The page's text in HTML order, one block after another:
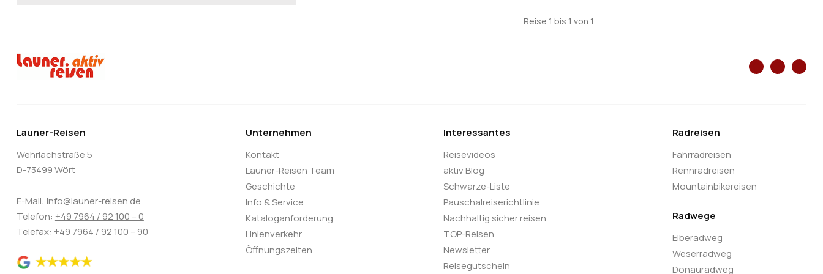
Reise 1 bis 1 von 1
Launer-Reisen
Wehrlachstraße 5
D-73499 Wört
E-Mail: info@launer-reisen.de
Telefon: +49 7964 / 92 100 – 0
Telefax: +49 7964 / 92 100 – 90
Unternehmen
Kontakt
Launer-Reisen Team
Geschichte
Info & Service
Kataloganforderung
Linienverkehr
Öffnungszeiten
Interessantes
Reisevideos
aktiv Blog
Schwarze-Liste
Pauschalreiserichtlinie
Nachhaltig sicher reisen
TOP-Reisen
Newsletter
Reisegutschein
Radreisen
Fahrradreisen
Rennradreisen
Mountainbikereisen
Radwege
Elberadweg
Weserradweg
Donauradweg